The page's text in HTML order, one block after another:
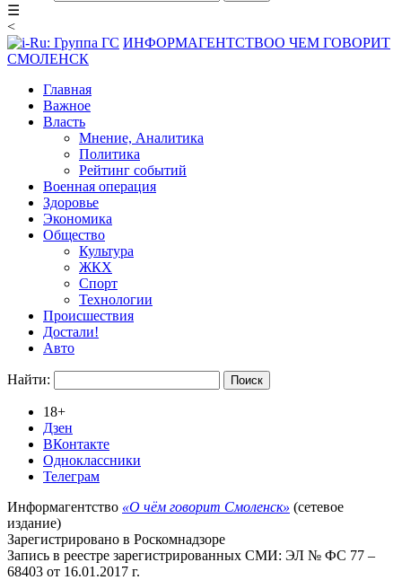
☰
<
ИНФОРМАГЕНТСТВОО ЧЕМ ГОВОРИТ
СМОЛЕНСК
Главная
Важное
Власть
Мнение, Аналитика
Политика
Рейтинг событий
Военная операция
Здоровье
Экономика
Общество
Культура
ЖКХ
Спорт
Технологии
Происшествия
Достали!
Авто
Найти:
18+
Дзен
ВКонтакте
Одноклассники
Телеграм
Информагентство «О чём говорит Смоленск» (сетевое
издание)
Зарегистрировано в Роскомнадзоре
Запись в реестре зарегистрированных СМИ: ЭЛ № ФС 77 –
68403 от 16.01.2017 г.